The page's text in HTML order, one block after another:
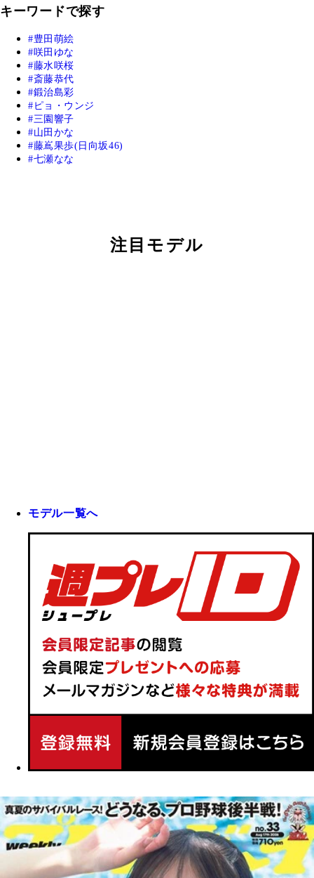
キーワードで探す
豊田萌絵
咲田ゆな
藤水咲桜
斎藤恭代
鍛治島彩
ピョ・ウンジ
三園響子
山田かな
藤嶌果歩(日向坂46)
七瀬なな
注目モデル
モデル一覧へ